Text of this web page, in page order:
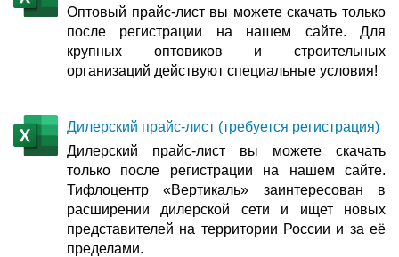
Оптовый прайс-лист вы можете скачать только
после регистрации на нашем сайте. Для
крупных оптовиков и строительных
организаций действуют специальные условия!
Дилерский прайс-лист (требуется регистрация)
Дилерский прайс-лист вы можете скачать
только после регистрации на нашем сайте.
Тифлоцентр «Вертикаль» заинтересован в
расширении дилерской сети и ищет новых
представителей на территории России и за её
пределами.